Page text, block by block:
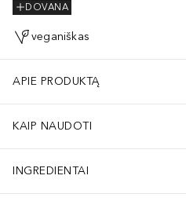
DOVANA
veganiškas
APIE PRODUKTĄ
KAIP NAUDOTI
INGREDIENTAI